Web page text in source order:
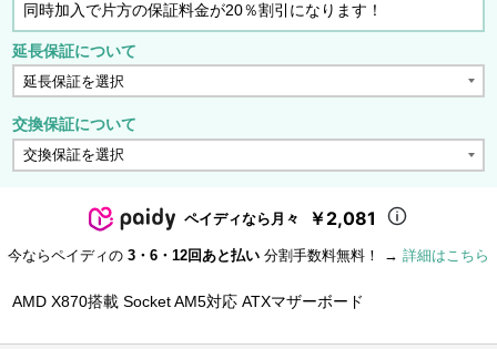
同時加入で片方の保証料金が20％割引になります！
延長保証について
交換保証について
ペイディなら月々 ￥2,081
今ならペイディの 3・6・12回あと払い 分割手数料無料！ → 詳細はこちら
AMD X870搭載 Socket AM5対応 ATXマザーボード